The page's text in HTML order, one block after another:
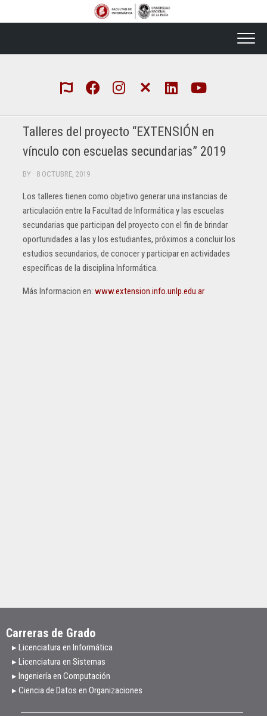
Talleres del proyecto “EXTENSIÓN en
vínculo con escuelas secundarias” 2019
BY · 8 OCTUBRE, 2019
Los talleres tienen como objetivo generar una instancias de
articulación entre la Facultad de Informática y las escuelas
secundarias que participan del proyecto con el fin de brindar
oportunidades a las y los estudiantes, próximos a concluir los
estudios secundarios, de conocer y participar en actividades
específicas de la disciplina Informática.
Más Informacion en: www.extension.info.unlp.edu.ar
Carreras de Grado
▸ Licenciatura en Informática
▸ Licenciatura en Sistemas
▸ Ingeniería en Computación
▸ Ciencia de Datos en Organizaciones